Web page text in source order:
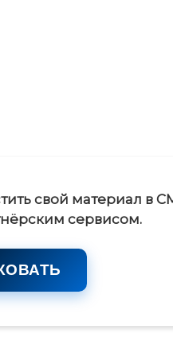
свой материал в
сервисом.